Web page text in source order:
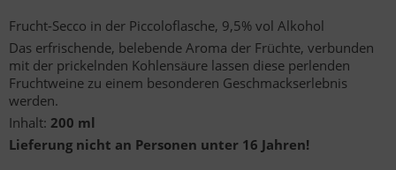
Frucht-Secco in der Piccoloflasche, 9,5% vol Alkohol
Das erfrischende, belebende Aroma der Früchte, verbunden
mit der prickelnden Kohlensäure lassen diese perlenden
Fruchtweine zu einem besonderen Geschmackserlebnis
werden.
Inhalt: 200 ml
Lieferung nicht an Personen unter 16 Jahren!